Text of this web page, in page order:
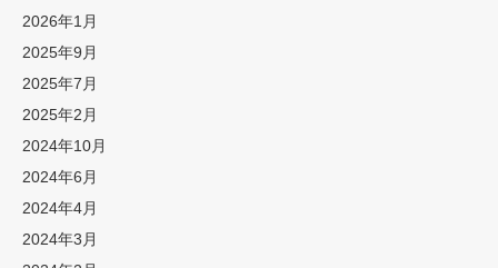
2026年1月
2025年9月
2025年7月
2025年2月
2024年10月
2024年6月
2024年4月
2024年3月